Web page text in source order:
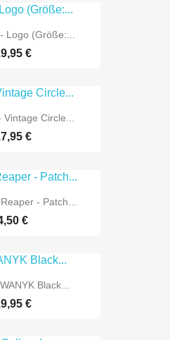
Logo (Größe:...
€
Vintage Circle...
€
- Patch...
€
Black...
€